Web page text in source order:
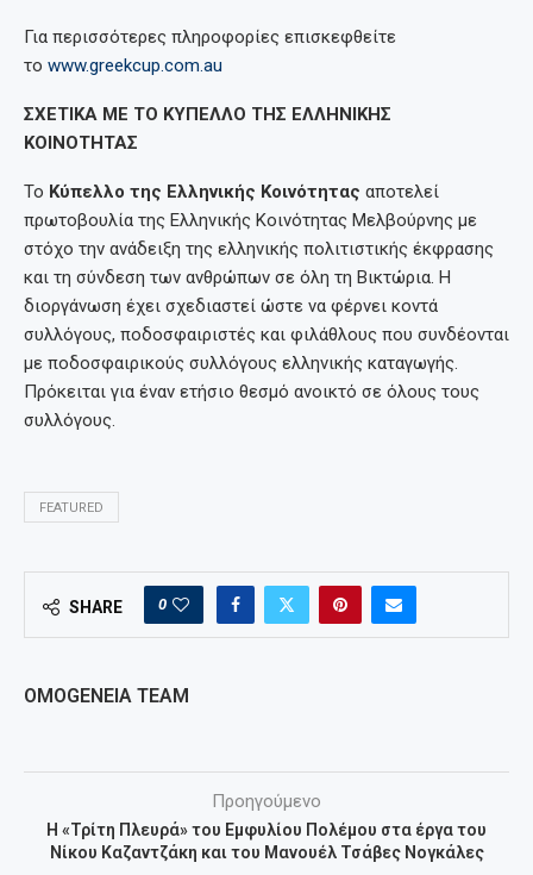
Για περισσότερες πληροφορίες επισκεφθείτε
το www.greekcup.com.au
ΣΧΕΤΙΚΑ ΜΕ ΤΟ ΚΥΠΕΛΛΟ ΤΗΣ ΕΛΛΗΝΙΚΗΣ
ΚΟΙΝΟΤΗΤΑΣ
Το Κύπελλο της Ελληνικής Κοινότητας αποτελεί
πρωτοβουλία της Ελληνικής Κοινότητας Μελβούρνης με
στόχο την ανάδειξη της ελληνικής πολιτιστικής έκφρασης
και τη σύνδεση των ανθρώπων σε όλη τη Βικτώρια. Η
διοργάνωση έχει σχεδιαστεί ώστε να φέρνει κοντά
συλλόγους, ποδοσφαιριστές και φιλάθλους που συνδέονται
με ποδοσφαιρικούς συλλόγους ελληνικής καταγωγής.
Πρόκειται για έναν ετήσιο θεσμό ανοικτό σε όλους τους
συλλόγους.
FEATURED
SHARE 0
OMOGENEIA TEAM
Προηγούμενο
Η «Τρίτη Πλευρά» του Εμφυλίου Πολέμου στα έργα του
Νίκου Καζαντζάκη και του Μανουέλ Τσάβες Νογκάλες